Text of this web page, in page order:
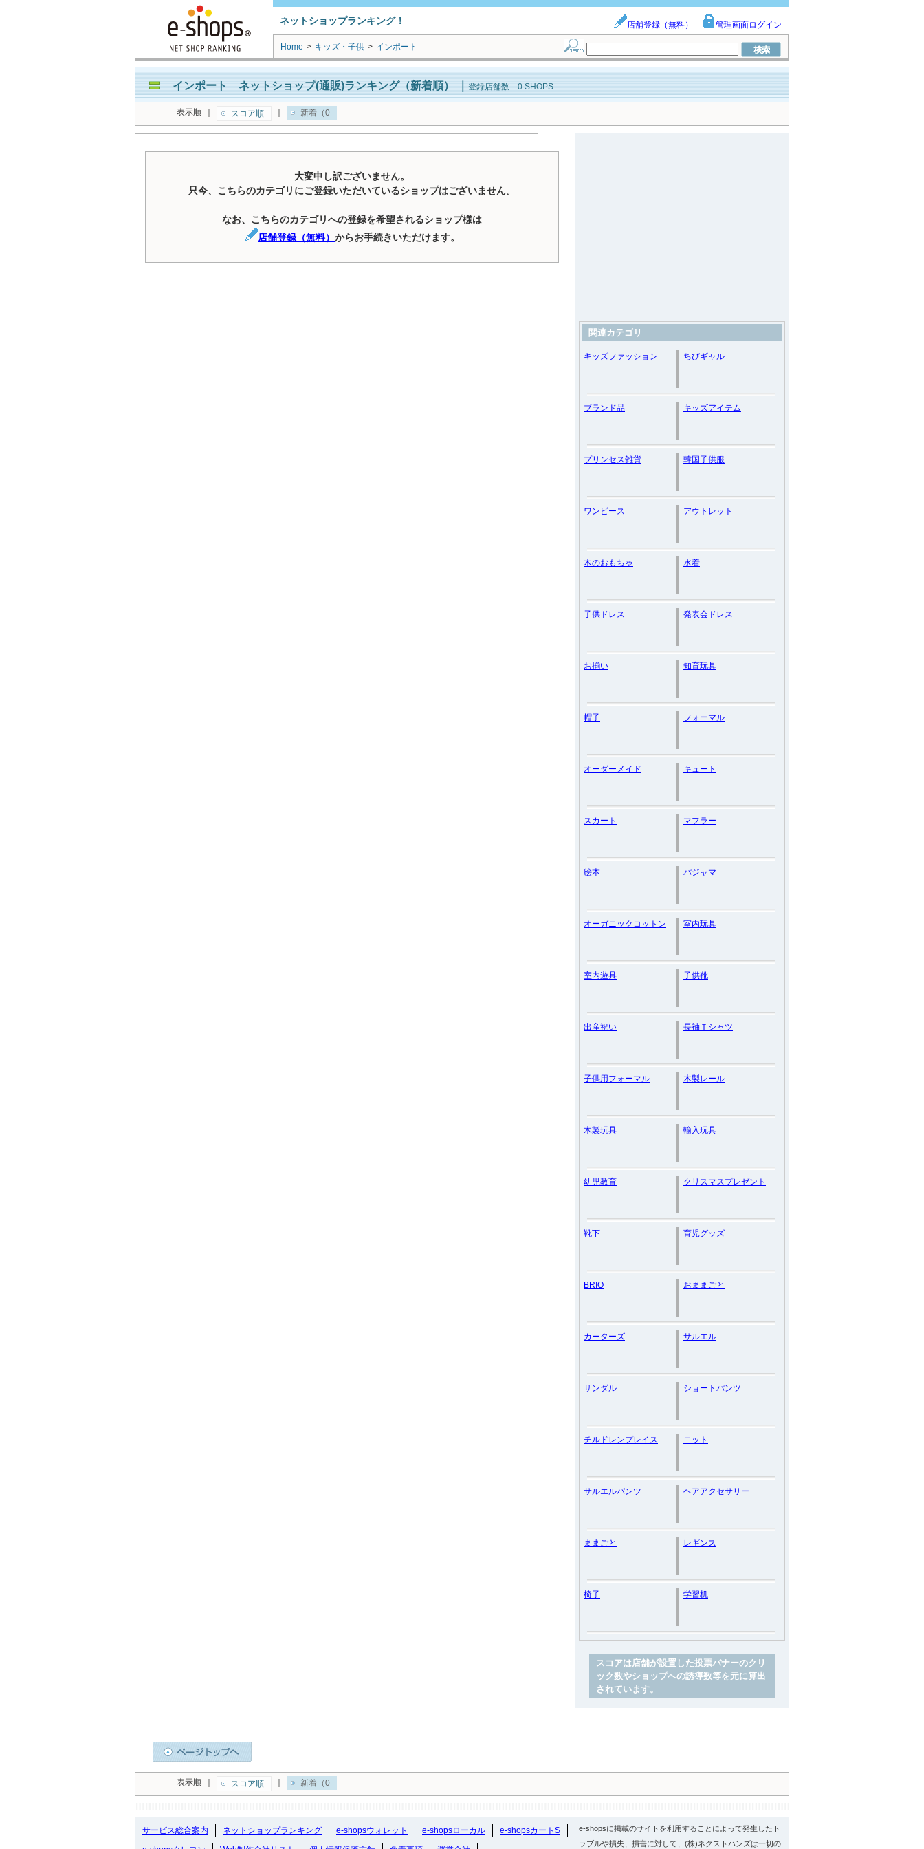
ネットショップランキング！ 店舗登録（無料） 管理画面ログイン
Home > キッズ・子供 > インポート
インポート ネットショップ(通販)ランキング（新着順） 登録店舗数 0 SHOPS
表示順 スコア順 新着（0
大変申し訳ございません。
只今、こちらのカテゴリにご登録いただいているショップはございません。
なお、こちらのカテゴリへの登録を希望されるショップ様は
店舗登録（無料） からお手続きいただけます。
関連カテゴリ
キッズファッション ちびギャル
ブランド品 キッズアイテム
プリンセス雑貨 韓国子供服
ワンピース アウトレット
木のおもちゃ 水着
子供ドレス 発表会ドレス
お揃い 知育玩具
帽子 フォーマル
オーダーメイド キュート
スカート マフラー
絵本 パジャマ
オーガニックコットン 室内玩具
室内遊具 子供靴
出産祝い 長袖Ｔシャツ
子供用フォーマル 木製レール
木製玩具 輸入玩具
幼児教育 クリスマスプレゼント
靴下 育児グッズ
BRIO おままごと
カーターズ サルエル
サンダル ショートパンツ
チルドレンプレイス ニット
サルエルパンツ ヘアアクセサリー
ままごと レギンス
椅子 学習机
スコアは店舗が設置した投票バナーのクリ
ック数やショップへの誘導数等を元に算出
されています。
表示順 スコア順 新着（0
サービス総合案内 ネットショップランキング e-shopsウォレット e-shopsローカル
e-shopsカートS
e-shopsに掲載のサイトを利用することによって発生したト
ラブルや損失、損害に対して、(株)ネクストハンズは一切の